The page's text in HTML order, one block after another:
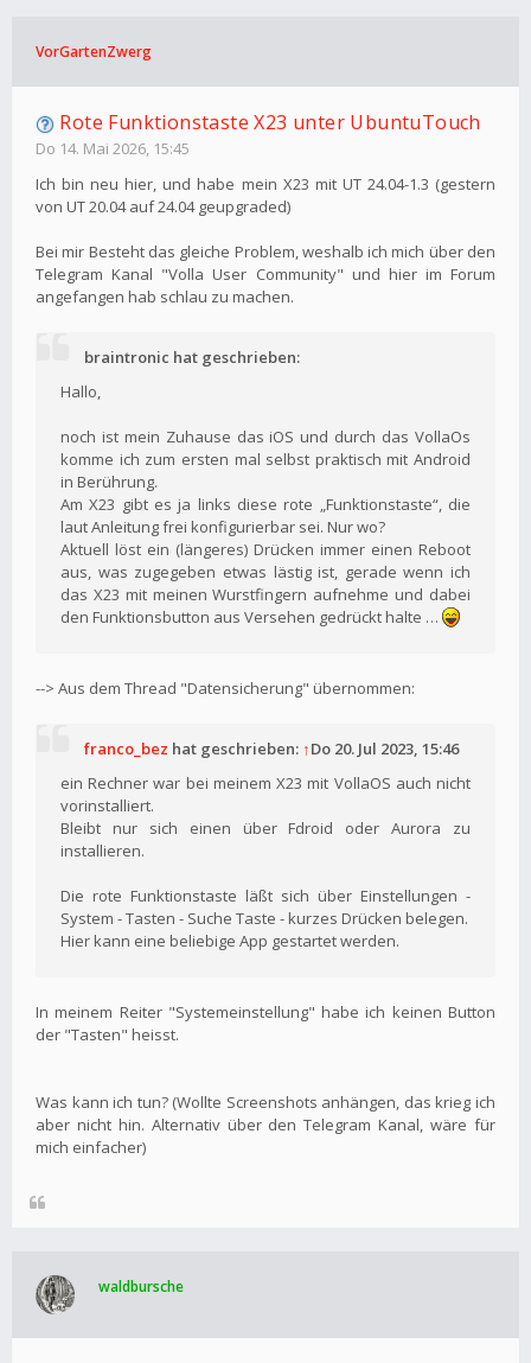
VorGartenZwerg
Rote Funktionstaste X23 unter UbuntuTouch
Do 14. Mai 2026, 15:45
Ich bin neu hier, und habe mein X23 mit UT 24.04-1.3 (gestern
von UT 20.04 auf 24.04 geupgraded)
Bei mir Besteht das gleiche Problem, weshalb ich mich über den
Telegram Kanal "Volla User Community" und hier im Forum
angefangen hab schlau zu machen.
braintronic hat geschrieben:
Hallo,
noch ist mein Zuhause das iOS und durch das VollaOs
komme ich zum ersten mal selbst praktisch mit Android
in Berührung.
Am X23 gibt es ja links diese rote „Funktionstaste“, die
laut Anleitung frei konfigurierbar sei. Nur wo?
Aktuell löst ein (längeres) Drücken immer einen Reboot
aus, was zugegeben etwas lästig ist, gerade wenn ich
das X23 mit meinen Wurstfingern aufnehme und dabei
den Funktionsbutton aus Versehen gedrückt halte …
--> Aus dem Thread "Datensicherung" übernommen:
franco_bez hat geschrieben: ↑Do 20. Jul 2023, 15:46
ein Rechner war bei meinem X23 mit VollaOS auch nicht
vorinstalliert.
Bleibt nur sich einen über Fdroid oder Aurora zu
installieren.
Die rote Funktionstaste läßt sich über Einstellungen -
System - Tasten - Suche Taste - kurzes Drücken belegen.
Hier kann eine beliebige App gestartet werden.
In meinem Reiter "Systemeinstellung" habe ich keinen Button
der "Tasten" heisst.
Was kann ich tun? (Wollte Screenshots anhängen, das krieg ich
aber nicht hin. Alternativ über den Telegram Kanal, wäre für
mich einfacher)
waldbursche